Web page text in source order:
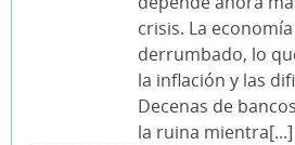
crisis. La
derrumbado, lo
la inflación y las
Decenas de
la ruina mientra[...]